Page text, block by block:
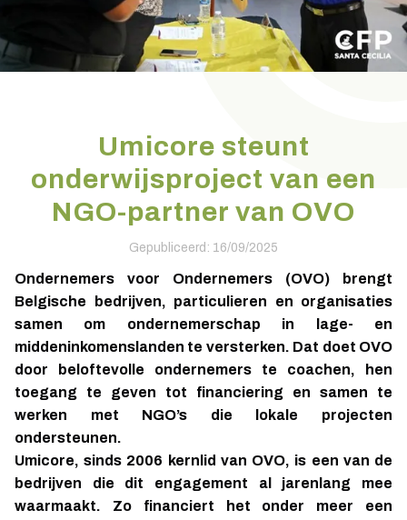
Umicore steunt
onderwijsproject van een
NGO-partner van OVO
Gepubliceerd: 16/09/2025
Ondernemers voor Ondernemers (OVO) brengt
Belgische bedrijven, particulieren en organisaties
samen om ondernemerschap in lage- en
middeninkomenslanden te versterken. Dat doet OVO
door beloftevolle ondernemers te coachen, hen
toegang te geven tot financiering en samen te
werken met NGO’s die lokale projecten
ondersteunen.
Umicore, sinds 2006 kernlid van OVO, is een van de
bedrijven die dit engagement al jarenlang mee
waarmaakt. Zo financiert het onder meer een